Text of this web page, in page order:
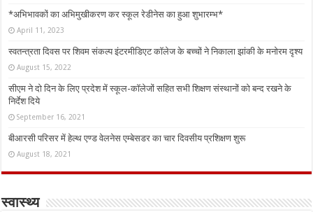
*अभिभावकों का अभिमुखीकरण कर स्कूल रेडीनेस का हुआ शुभारम्भ*
April 11, 2023
स्वतन्त्रता दिवस पर शिवम संकल्प इंटरमीडिएट कॉलेज के बच्चों ने निकाला झांकी के मनोरम दृश्य
August 15, 2022
सीएम ने दो दिन के लिए प्रदेश में स्कूल-कॉलेजों सहित सभी शिक्षण संस्थानों को बन्द रखने के
निर्देश दिये
September 16, 2021
बीआरसी परिसर में हेल्थ एण्ड वेलनेस एम्बेसडर का चार दिवसीय प्रशिक्षण शुरू
August 18, 2021
स्वास्थ्य